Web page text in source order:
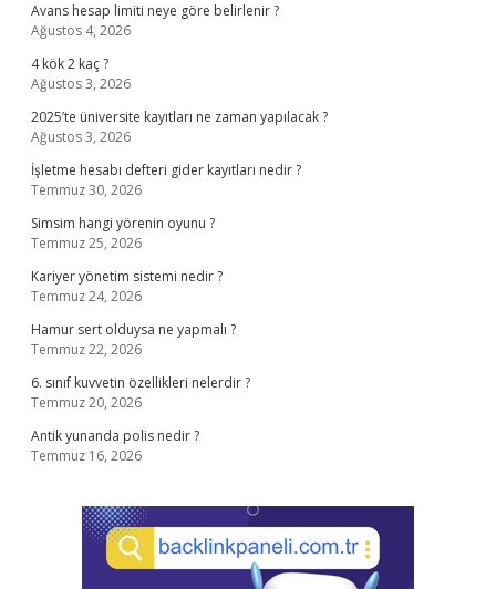
Avans hesap limiti neye göre belirlenir ?
Ağustos 4, 2026
4 kök 2 kaç ?
Ağustos 3, 2026
2025’te üniversite kayıtları ne zaman yapılacak ?
Ağustos 3, 2026
İşletme hesabı defteri gider kayıtları nedir ?
Temmuz 30, 2026
Simsim hangi yörenin oyunu ?
Temmuz 25, 2026
Kariyer yönetim sistemi nedir ?
Temmuz 24, 2026
Hamur sert olduysa ne yapmalı ?
Temmuz 22, 2026
6. sınıf kuvvetin özellikleri nelerdir ?
Temmuz 20, 2026
Antik yunanda polis nedir ?
Temmuz 16, 2026